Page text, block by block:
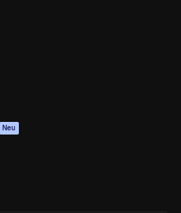
Neu